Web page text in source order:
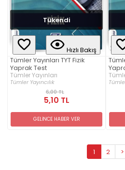
Tükendi
Hızlı Bakış
Tümler Yayınları TYT Fizik
Yaprak Test
Tümler Yayınları
Tümler Yayıncılık
6,00 TL
5,10 TL
GELİNCE HABER VER
1 2 >